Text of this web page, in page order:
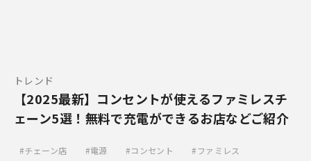
トレンド
【2025最新】コンセントが使えるファミレスチ
ェーン5選！無料で充電ができるお店などご紹介
チェーン店 電源 コンセント
ファミレス